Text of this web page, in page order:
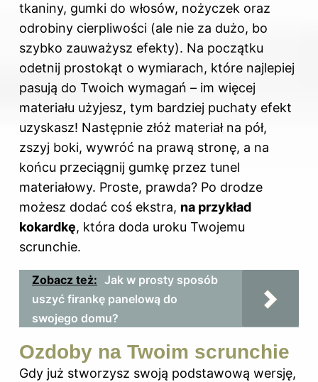
tkaniny, gumki do włosów, nożyczek oraz
odrobiny cierpliwości (ale nie za dużo, bo
szybko zauważysz efekty). Na początku
odetnij prostokąt o wymiarach, które najlepiej
pasują do Twoich wymagań – im więcej
materiału użyjesz, tym bardziej puchaty efekt
uzyskasz! Następnie złóż materiał na pół,
zszyj boki, wywróć na prawą stronę, a na
końcu przeciągnij gumkę przez tunel
materiałowy. Proste, prawda? Po drodze
możesz dodać coś ekstra, na przykład
kokardkę, która doda uroku Twojemu
scrunchie.
Zobacz też: Jak w prosty sposób
uszyć firankę panelową do
swojego domu?
Ozdoby na Twoim scrunchie
Gdy już stworzysz swoją podstawową wersję,